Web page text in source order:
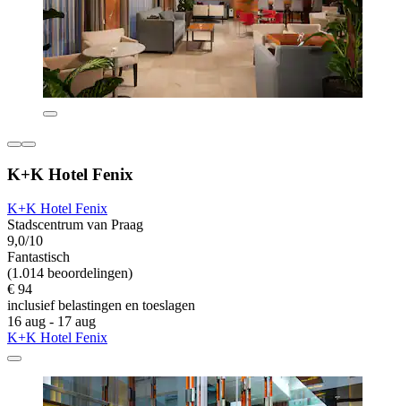
K+K Hotel Fenix
K+K Hotel Fenix
Stadscentrum van Praag
9,0/10
Fantastisch
(1.014 beoordelingen)
€ 94
inclusief belastingen en toeslagen
16 aug - 17 aug
K+K Hotel Fenix